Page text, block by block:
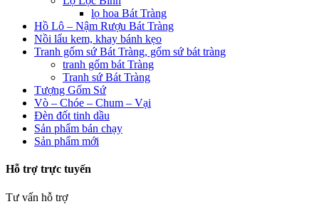
lọ hoa Bát Tràng
Hồ Lô – Nậm Rượu Bát Tràng
Nồi lẩu kem, khay bánh kẹo
Tranh gốm sứ Bát Tràng, gốm sứ bát tràng
tranh gốm bát Tràng
Tranh sứ Bát Tràng
Tượng Gốm Sứ
Vò – Chóe – Chum – Vại
Đèn đốt tinh dầu
Sản phẩm bán chạy
Sản phẩm mới
Hỗ trợ trực tuyến
Tư vấn hỗ trợ